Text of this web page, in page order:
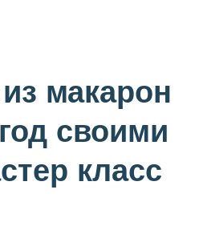
макарон
своими
класс